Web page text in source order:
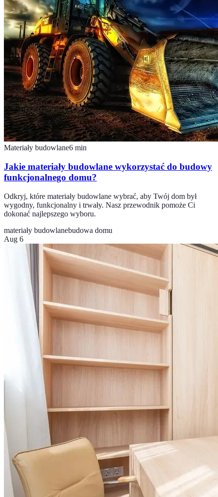
Materiały budowlane6 min
Jakie materiały budowlane wykorzystać do budowy
funkcjonalnego domu?
Odkryj, które materiały budowlane wybrać, aby Twój dom był
wygodny, funkcjonalny i trwały. Nasz przewodnik pomoże Ci
dokonać najlepszego wyboru.
materiały budowlanebudowa domu
Aug 6